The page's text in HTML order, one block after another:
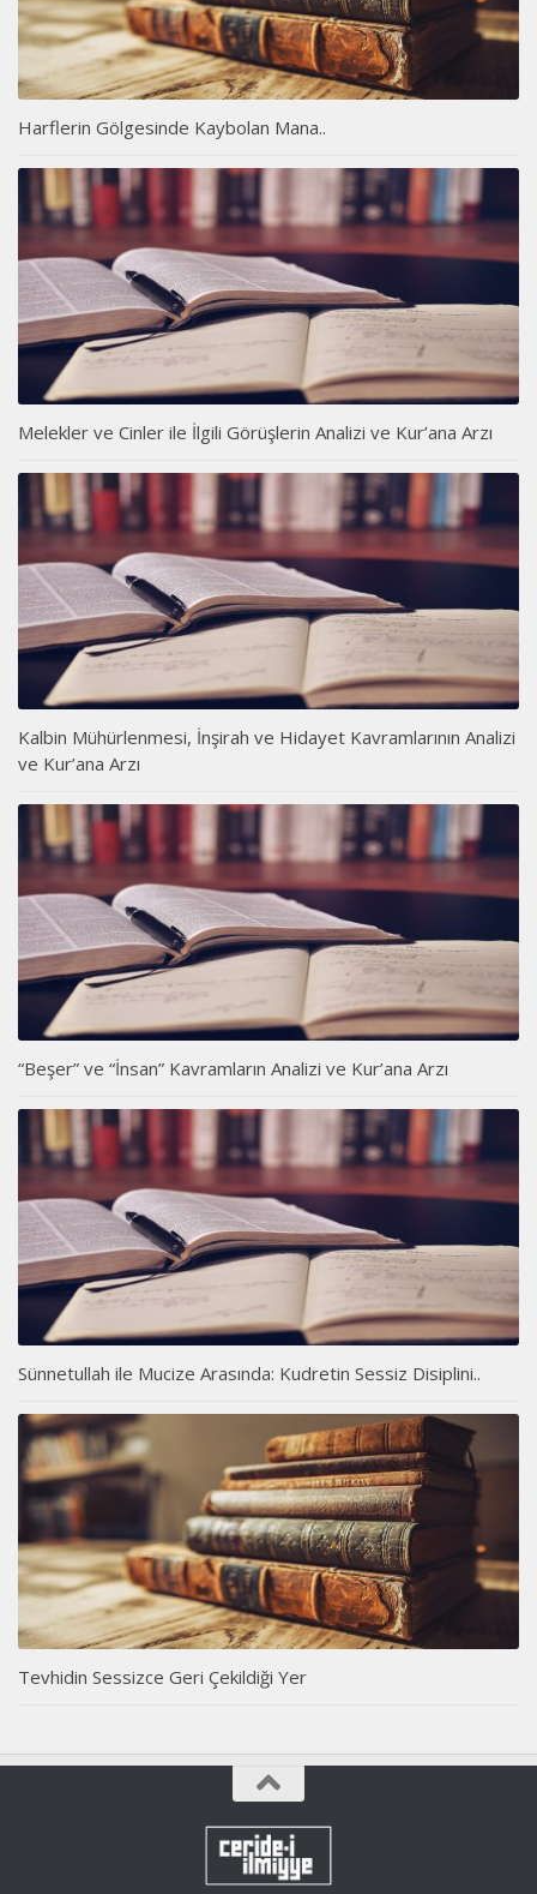
Harflerin Gölgesinde Kaybolan Mana..
Melekler ve Cinler ile İlgili Görüşlerin Analizi ve Kur’ana Arzı
Kalbin Mühürlenmesi, İnşirah ve Hidayet Kavramlarının Analizi
ve Kur’ana Arzı
“Beşer” ve “İnsan” Kavramların Analizi ve Kur’ana Arzı
Sünnetullah ile Mucize Arasında: Kudretin Sessiz Disiplini..
Tevhidin Sessizce Geri Çekildiği Yer